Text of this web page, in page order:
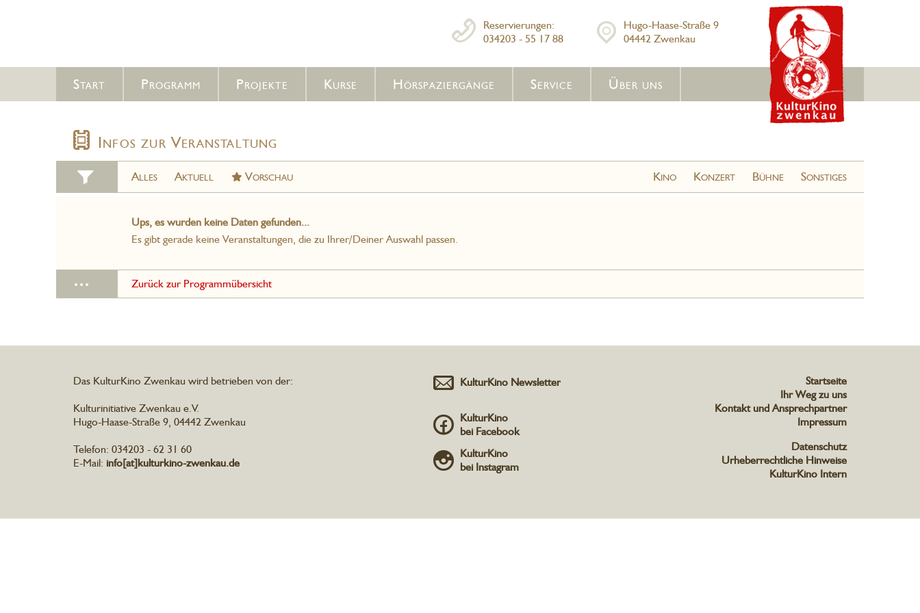
Hugo-Haase-Straße 9
04442 Zwenkau
Reservierungen:
034203 - 55 17 88
Start Programm Projekte Kurse Hörspaziergänge Service Über uns
Infos zur Veranstaltung
Alles Aktuell Vorschau Kino Konzert Bühne Sonstiges
Ups, es wurden keine Daten gefunden...
Es gibt gerade keine Veranstaltungen, die zu Ihrer/Deiner Auswahl passen.
... Zurück zur Programmübersicht
Startseite
Ihr Weg zu uns
Kontakt und Ansprechpartner
Impressum
Datenschutz
Urheberrechtliche Hinweise
KulturKino Intern
Das KulturKino Zwenkau wird betrieben von der:
Kulturinitiative Zwenkau e.V.
Hugo-Haase-Straße 9, 04442 Zwenkau
Telefon: 034203 - 62 31 60
E-Mail: info[at]kulturkino-zwenkau.de
KulturKino Newsletter
KulturKino
bei Facebook
KulturKino
bei Instagram